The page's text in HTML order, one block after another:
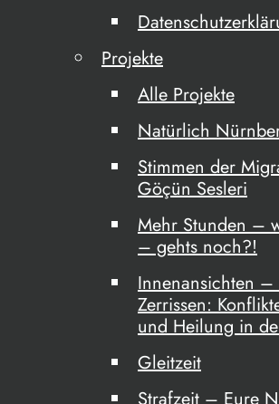
Projekte
Alle Projekte
Natürlich
Stimmen der
Göçün Sesleri
Mehr Stunden –
– gehts noch?!
Innenansichten
Zerrissen:
und Heilung in
Gleitzeit